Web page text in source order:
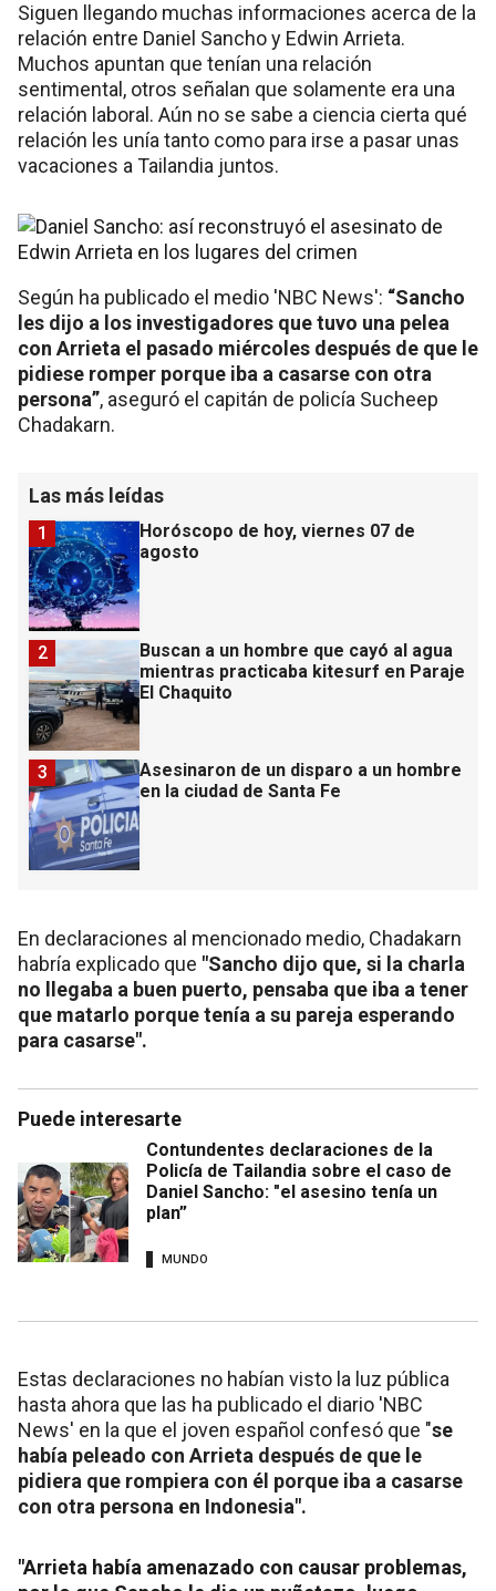
Siguen llegando muchas informaciones acerca de la
relación entre Daniel Sancho y Edwin Arrieta.
Muchos apuntan que tenían una relación
sentimental, otros señalan que solamente era una
relación laboral. Aún no se sabe a ciencia cierta qué
relación les unía tanto como para irse a pasar unas
vacaciones a Tailandia juntos.
Según ha publicado el medio 'NBC News': “Sancho
les dijo a los investigadores que tuvo una pelea
con Arrieta el pasado miércoles después de que le
pidiese romper porque iba a casarse con otra
persona”, aseguró el capitán de policía Sucheep
Chadakarn.
Las más leídas
Horóscopo de hoy, viernes 07 de
agosto
1
Buscan a un hombre que cayó al agua
mientras practicaba kitesurf en Paraje
El Chaquito
2
Asesinaron de un disparo a un hombre
en la ciudad de Santa Fe
3
En declaraciones al mencionado medio, Chadakarn
habría explicado que "Sancho dijo que, si la charla
no llegaba a buen puerto, pensaba que iba a tener
que matarlo porque tenía a su pareja esperando
para casarse".
Puede interesarte
Contundentes declaraciones de la
Policía de Tailandia sobre el caso de
Daniel Sancho: "el asesino tenía un
plan”
MUNDO
Estas declaraciones no habían visto la luz pública
hasta ahora que las ha publicado el diario 'NBC
News' en la que el joven español confesó que "se
había peleado con Arrieta después de que le
pidiera que rompiera con él porque iba a casarse
con otra persona en Indonesia".
"Arrieta había amenazado con causar problemas,